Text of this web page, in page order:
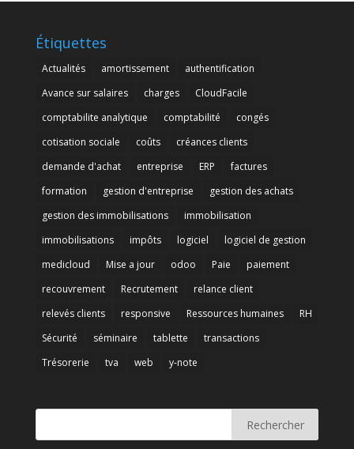
Étiquettes
Actualités amortissement
authentification
Avance sur salaires
charges
CloudFacile
comptabilite analytique
comptabilité
congés
cotisation sociale
coûts
créances clients
demande d'achat
entreprise ERP
factures
formation
gestion d'entreprise
gestion des achats
gestion des immobilisations
immobilisation
immobilisations
impôts logiciel
logiciel de gestion
medicloud
Mise a jour odoo Paie
paiement
recouvrement
Recrutement
relance client
relevés clients
responsive Ressources humaines
RH
Sécurité
séminaire tablette
transactions
Trésorerie
tva web y-note